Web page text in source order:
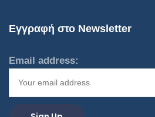
Εγγραφή στο Newsletter
Email address: